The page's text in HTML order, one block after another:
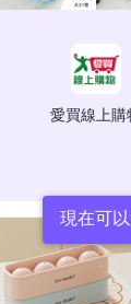
愛買線上購
現在可